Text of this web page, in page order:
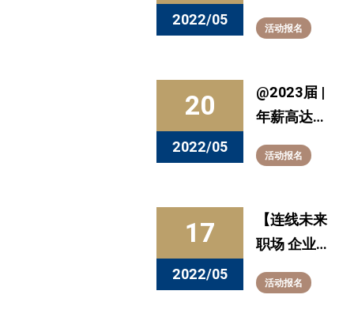
新时代！
2022/05
大学2022
届毕业生
网络招聘会
暨2023届
会
活动报名
20
2022/05
@2023届 |
年薪高达40
万！三环集
团2023届
招聘（华东
理工大学专
行中
活动报名
17
2022/05
【连线未来
职场 企业直
播系列活
动】5月17
活动报名